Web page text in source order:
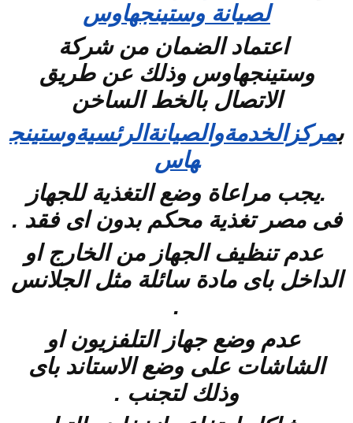
لصيانة وستينجهاوس
اعتماد الضمان من شركة
وستينجهاوس وذلك عن طريق
الاتصال بالخط الساخن
بمركزالخدمةوالصيانةالرئسيةوستينج
هاس
.يجب مراعاة وضع التغذية للجهاز
فى مصر تغذية محكم بدون اى فقد .
عدم تنظيف الجهاز من الخارج او
الداخل باى مادة سائلة مثل الجلانس
.
عدم وضع جهاز التلفزيون او
الشاشات على وضع الاستاند باى
وذلك لتجنب .